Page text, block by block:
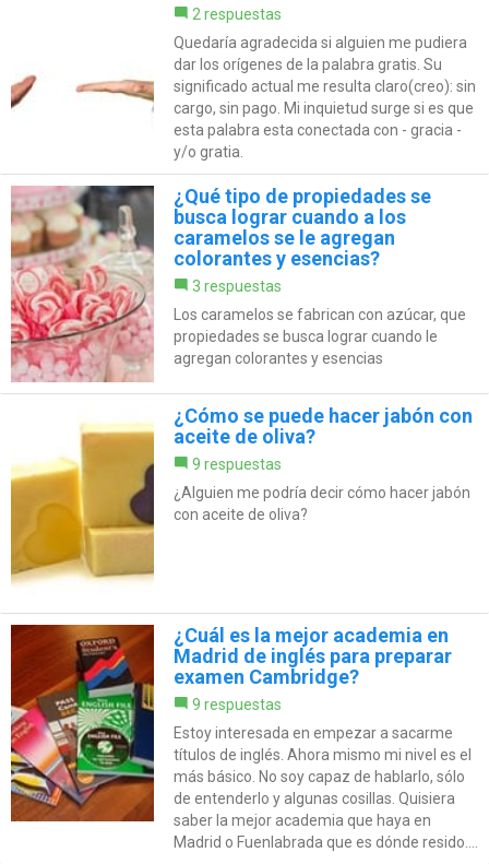
2 respuestas
Quedaría agradecida si alguien me pudiera
dar los orígenes de la palabra gratis. Su
significado actual me resulta claro(creo): sin
cargo, sin pago. Mi inquietud surge si es que
esta palabra esta conectada con - gracia -
y/o gratia.
¿Qué tipo de propiedades se
busca lograr cuando a los
caramelos se le agregan
colorantes y esencias?
3 respuestas
Los caramelos se fabrican con azúcar, que
propiedades se busca lograr cuando le
agregan colorantes y esencias
¿Cómo se puede hacer jabón con
aceite de oliva?
9 respuestas
¿Alguien me podría decir cómo hacer jabón
con aceite de oliva?
¿Cuál es la mejor academia en
Madrid de inglés para preparar
examen Cambridge?
9 respuestas
Estoy interesada en empezar a sacarme
títulos de inglés. Ahora mismo mi nivel es el
más básico. No soy capaz de hablarlo, sólo
de entenderlo y algunas cosillas. Quisiera
saber la mejor academia que haya en
Madrid o Fuenlabrada que es dónde resido....